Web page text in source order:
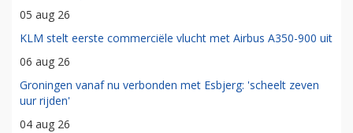
05 aug 26
KLM stelt eerste commerciële vlucht met Airbus A350-900 uit
06 aug 26
Groningen vanaf nu verbonden met Esbjerg: 'scheelt zeven
uur rijden'
04 aug 26